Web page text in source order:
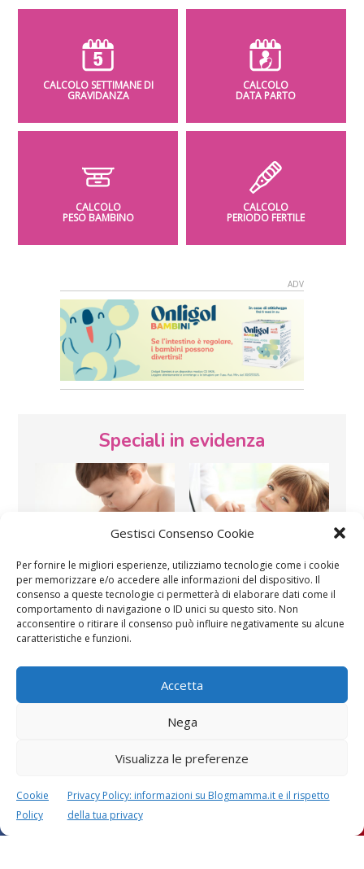
Gestisci Consenso Cookie
Per fornire le migliori esperienze, utilizziamo tecnologie come i cookie
per memorizzare e/o accedere alle informazioni del dispositivo. Il
consenso a queste tecnologie ci permetterà di elaborare dati come il
comportamento di navigazione o ID unici su questo sito. Non
acconsentire o ritirare il consenso può influire negativamente su alcune
caratteristiche e funzioni.
Accetta
Nega
Visualizza le preferenze
Cookie
Policy
Privacy Policy: informazioni su Blogmamma.it e il rispetto
della tua privacy
CALCOLO SETTIMANE DI
GRAVIDANZA
CALCOLO
DATA PARTO
CALCOLO
PESO BAMBINO
CALCOLO
PERIODO FERTILE
Speciali in evidenza
Vaccini SOS Pediatra